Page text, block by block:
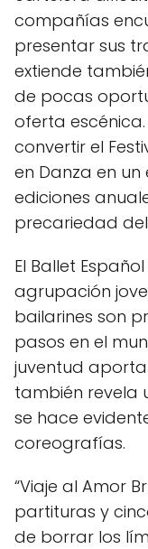
compañías
presentar sus
extiende
de pocas
oferta
convertir el
en Danza en
ediciones
precariedad
El Ballet
agrupación
bailarines son
pasos en el
juventud
también revela
se hace
coreografías.
“Viaje al Amor
partituras y
de borrar los